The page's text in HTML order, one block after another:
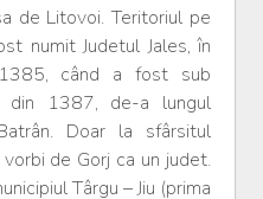
de Litovoi. Teritoriul pe
numit Judetul Jales, în
când a fost sub
din 1387, de-a lungul
Doar la sfârsitul
de Gorj ca un judet.
Târgu – Jiu (prima